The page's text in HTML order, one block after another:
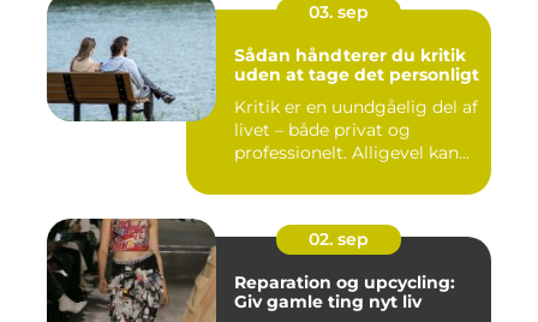
03. sep
Sådan håndterer du kritik
uden at tage det personligt
Kritik er en uundgåelig del af
livet – både privat og
professionelt. Alligevel kan...
02. sep
Reparation og upcycling:
Giv gamle ting nyt liv